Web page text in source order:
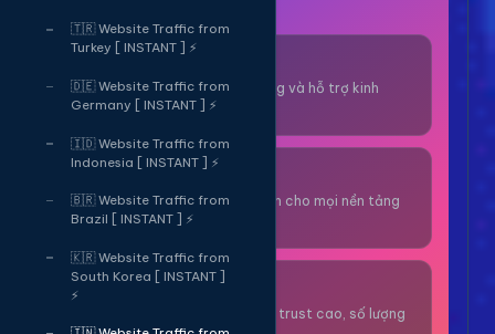
🇹🇷 Website Traffic from
Turkey [ INSTANT ] ⚡
🇩🇪 Website Traffic from
Germany [ INSTANT ] ⚡
🇮🇩 Website Traffic from
Indonesia [ INSTANT ] ⚡
🇧🇷 Website Traffic from
Brazil [ INSTANT ] ⚡
🇰🇷 Website Traffic from
South Korea [ INSTANT ]
⚡
1000+ Dịch Vụ
Công cụ tăng trưởng và hỗ trợ kinh
doanh online.
Thuê OTP SĐT
Nhận code xác minh cho mọi nền tảng
tức thì.
OTP/Mua Gmail
Tài khoản gmail cổ, trust cao, số lượng